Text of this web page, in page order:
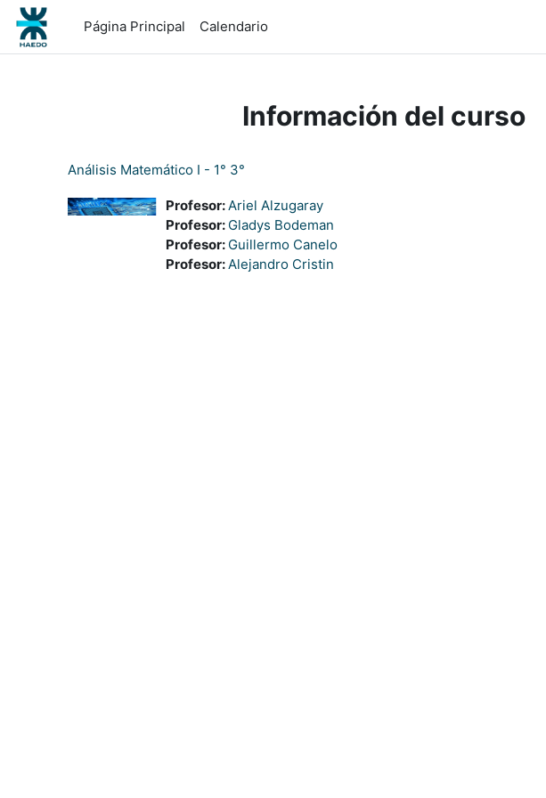
Salta al contenido principal
Página Principal
Calendario
Información del curso
Análisis Matemático I - 1° 3°
Profesor:Ariel Alzugaray
Profesor: Gladys Bodeman
Profesor: Guillermo Canelo
Profesor:Alejandro Cristin